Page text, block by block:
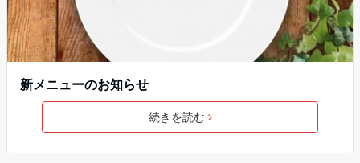
新メニューのお知らせ
続きを読む